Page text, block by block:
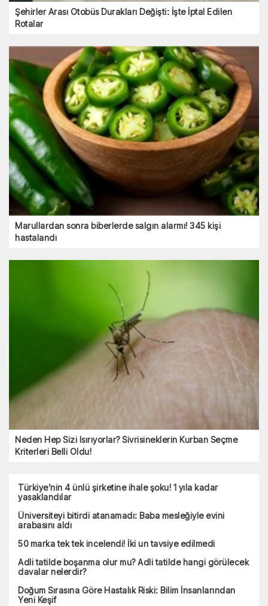
Şehirler Arası Otobüs Durakları Değişti: İşte İptal Edilen
Rotalar
Marullardan sonra biberlerde salgın alarmı! 345 kişi
hastalandı
Neden Hep Sizi Isırıyorlar? Sivrisineklerin Kurban Seçme
Kriterleri Belli Oldu!
Türkiye’nin 4 ünlü şirketine ihale şoku! 1 yıla kadar
yasaklandılar
Üniversiteyi bitirdi atanamadı: Baba mesleğiyle evini
arabasını aldı
50 marka tek tek incelendi! İki un tavsiye edilmedi
Adli tatilde boşanma olur mu? Adli tatilde hangi görülecek
davalar nelerdir?
Doğum Sırasına Göre Hastalık Riski: Bilim İnsanlarından
Yeni Keşif